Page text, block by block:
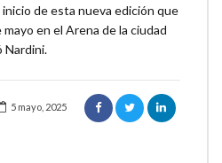
5 mayo, 2025
de esta nueva edición que
en el Arena de la ciudad
Nardini.